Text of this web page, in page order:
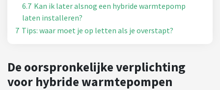
6.7 Kan ik later alsnog een hybride warmtepomp
laten installeren?
7 Tips: waar moet je op letten als je overstapt?
De oorspronkelijke verplichting
voor hybride warmtepompen